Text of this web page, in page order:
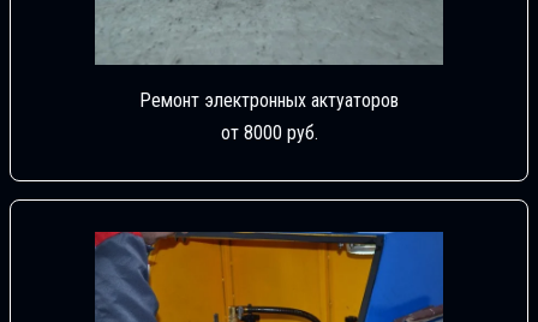
Ремонт электронных актуаторов
от 8000 руб.